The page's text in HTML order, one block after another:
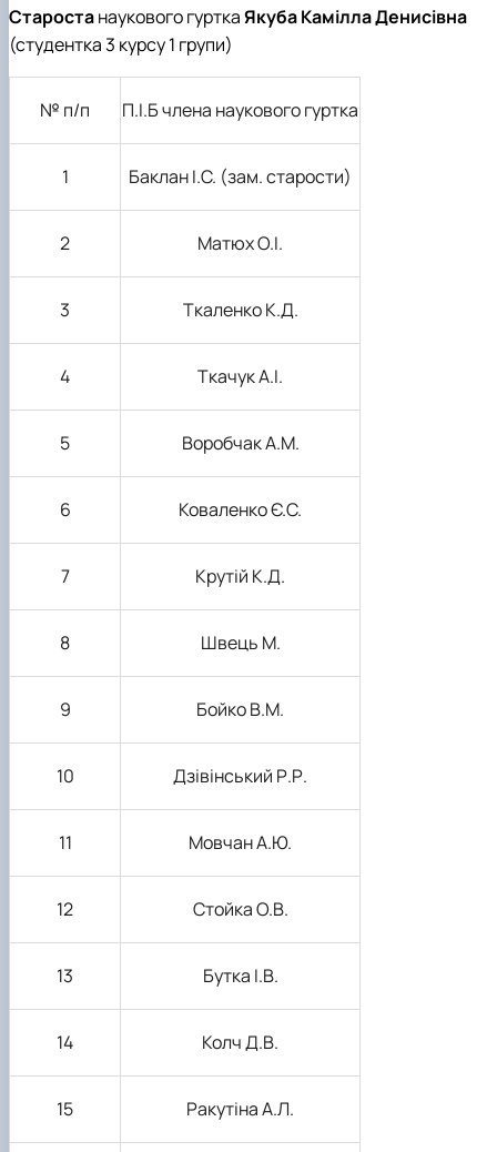
Старостанаукового гурткаЯкуба Камілла Денисівна
(студентка 3 курсу 1 групи)
№ п/п П.І.Б члена наукового гуртка
1 Баклан І.С. (зам. старости)
2 Матюх О.І.
3 Ткаленко К.Д.
4 Ткачук А.І.
5 Воробчак А.М.
6 Коваленко Є.С.
7 Крутій К.Д.
8 Швець М.
9 Бойко В.М.
10 Дзівінський Р.Р.
11 Мовчан А.Ю.
12 Стойка О.В.
13 Бутка І.В.
14 Колч Д.В.
15 Ракутіна А.Л.